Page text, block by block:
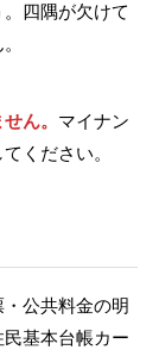
四隅が欠けて
ん。 マイナン
ください。
公共料金の明
基本台帳カー